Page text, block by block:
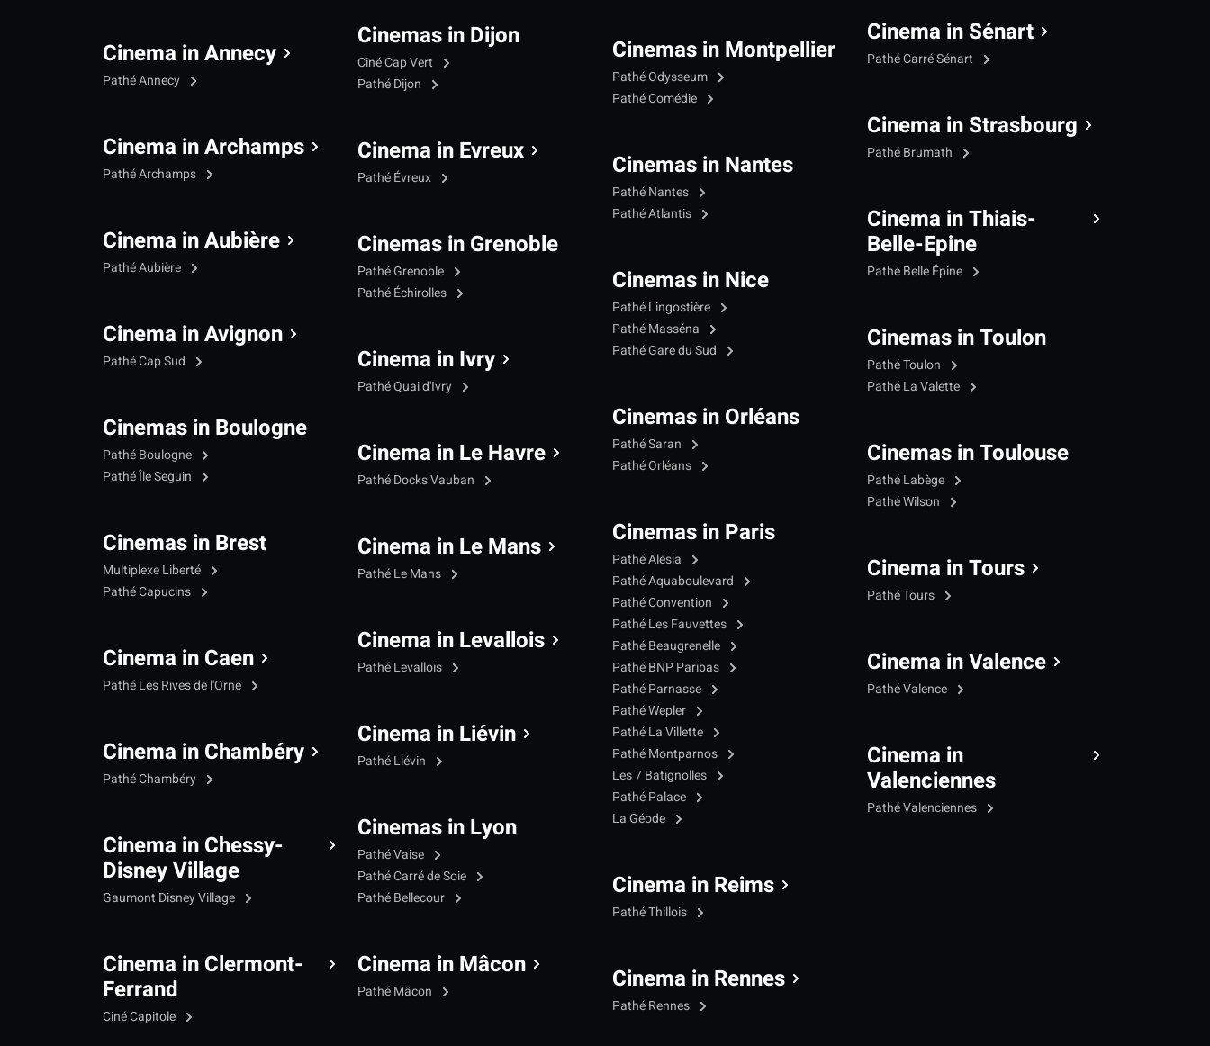
Cinema in Annecy
Pathé Annecy
Cinema in Archamps
Pathé Archamps
Cinema in Aubière
Pathé Aubière
Cinema in Avignon
Pathé Cap Sud
Cinemas in Boulogne
Pathé Boulogne
Pathé Île Seguin
Cinemas in Brest
Multiplexe Liberté
Pathé Capucins
Cinema in Caen
Pathé Les Rives de l'Orne
Cinema in Chambéry
Pathé Chambéry
Cinema in Chessy-
Disney Village
Gaumont Disney Village
Cinema in Clermont-
Ferrand
Ciné Capitole
Cinemas in Dijon
Ciné Cap Vert
Pathé Dijon
Cinema in Evreux
Pathé Évreux
Cinemas in Grenoble
Pathé Grenoble
Pathé Échirolles
Cinema in Ivry
Pathé Quai d'Ivry
Cinema in Le Havre
Pathé Docks Vauban
Cinema in Le Mans
Pathé Le Mans
Cinema in Levallois
Pathé Levallois
Cinema in Liévin
Pathé Liévin
Cinemas in Lyon
Pathé Vaise
Pathé Carré de Soie
Pathé Bellecour
Cinema in Mâcon
Pathé Mâcon
Cinemas in Montpellier
Pathé Odysseum
Pathé Comédie
Cinemas in Nantes
Pathé Nantes
Pathé Atlantis
Cinemas in Nice
Pathé Lingostière
Pathé Masséna
Pathé Gare du Sud
Cinemas in Orléans
Pathé Saran
Pathé Orléans
Cinemas in Paris
Pathé Alésia
Pathé Aquaboulevard
Pathé Convention
Pathé Les Fauvettes
Pathé Beaugrenelle
Pathé BNP Paribas
Pathé Parnasse
Pathé Wepler
Pathé La Villette
Pathé Montparnos
Les 7 Batignolles
Pathé Palace
La Géode
Cinema in Reims
Pathé Thillois
Cinema in Rennes
Pathé Rennes
Cinema in Sénart
Pathé Carré Sénart
Cinema in Strasbourg
Pathé Brumath
Cinema in Thiais-
Belle-Epine
Pathé Belle Épine
Cinemas in Toulon
Pathé Toulon
Pathé La Valette
Cinemas in Toulouse
Pathé Labège
Pathé Wilson
Cinema in Tours
Pathé Tours
Cinema in Valence
Pathé Valence
Cinema in
Valenciennes
Pathé Valenciennes